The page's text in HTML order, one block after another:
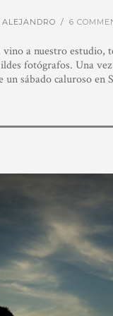
/ 6
a nuestro estudio,
fotógrafos. Una
un sábado caluroso